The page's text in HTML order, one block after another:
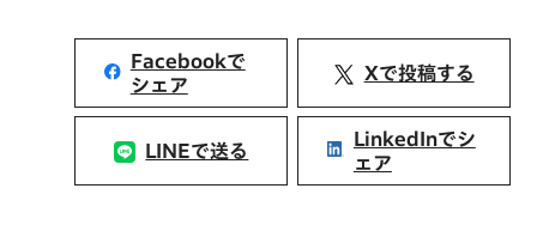
Facebookで
シェア
Xで投稿する
LINEで送る
LinkedInでシ
ェア